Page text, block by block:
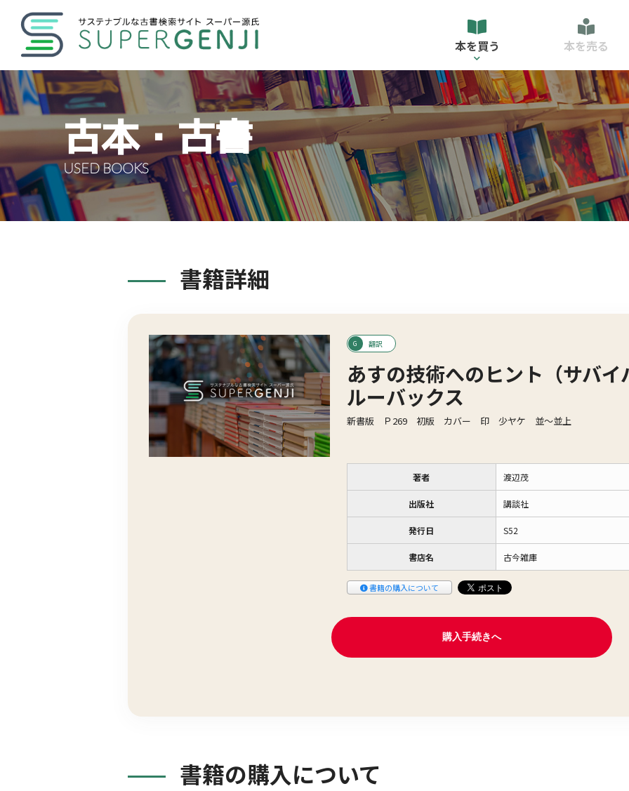
本を買う 本を売る
古本・古書
USED BOOKS
書籍詳細
翻訳
あすの技術へのヒント（サバ
ルーバックス
新書版 Ｐ269 初版 カバー 印 少ヤケ 並〜並上
著者 渡辺茂
出版社 講談社
発行日 S52
書店名 古今雑庫
書籍の購入について
書籍の購入について